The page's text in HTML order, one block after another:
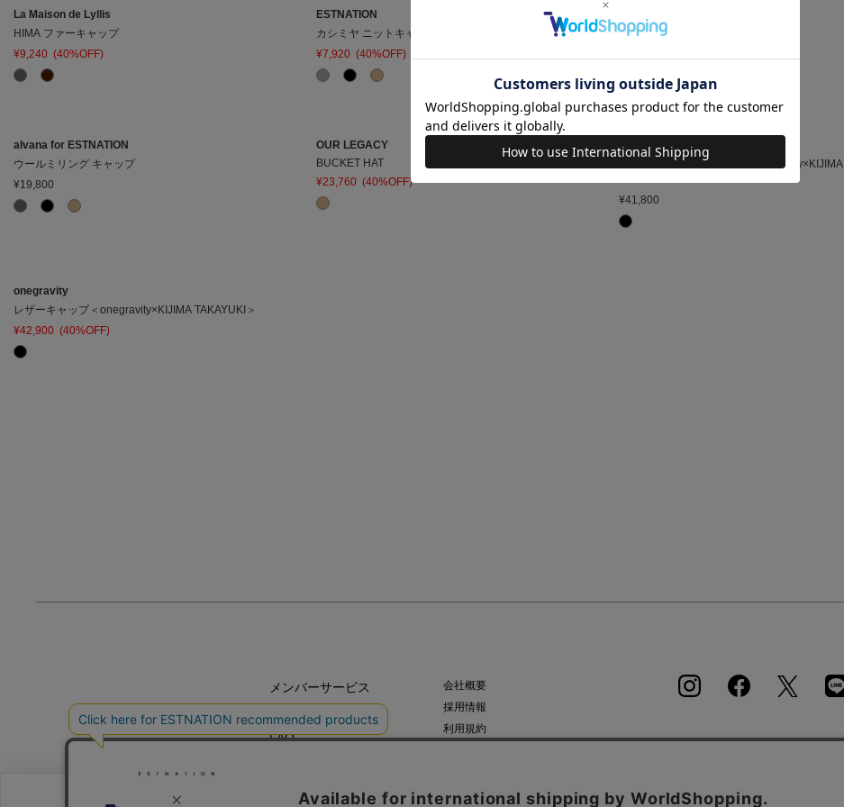
La Maison de Lyllis
HIMA ファーキャップ
¥9,240 (40%OFF)
ESTNATION
カシミヤ ニットキャップ
¥7,920 (40%OFF)
BARA HAT
alvana for ESTNATION
ウールミリング キャップ
¥19,800
OUR LEGACY
BUCKET HAT
¥23,760 (40%OFF)
onegravity
カシミヤ ニットキャップ＜onegravity×KIJIMA
¥41,800
onegravity
レザーキャップ＜onegravity×KIJIMA TAKAYUKI＞
¥42,900 (40%OFF)
メンバーサービス
FAQ
会社概要
採用情報
利用規約
クッキーポリシー